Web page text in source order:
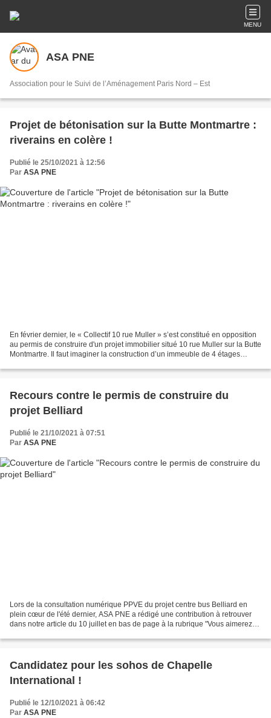
MENU
ASA PNE
Association pour le Suivi de l’Aménagement Paris Nord – Est
Projet de bétonisation sur la Butte Montmartre :
riverains en colère !
Publié le 25/10/2021 à 12:56
Par ASA PNE
En février dernier, le « Collectif 10 rue Muller » s’est constitué en opposition
au permis de construire d'un projet immobilier situé 10 rue Muller sur la Butte
Montmartre. Il faut imaginer la construction d’un immeuble de 4 étages
Recours contre le permis de construire du
projet Belliard
Publié le 21/10/2021 à 07:51
Par ASA PNE
Lors de la consultation numérique PPVE du projet centre bus Belliard en
plein cœur de l'été dernier, ASA PNE a rédigé une contribution à retrouver
dans notre article du 10 juillet en bas de page à la rubrique "Vous aimerez
Candidatez pour les sohos de Chapelle
International !
Publié le 12/10/2021 à 06:42
Par ASA PNE